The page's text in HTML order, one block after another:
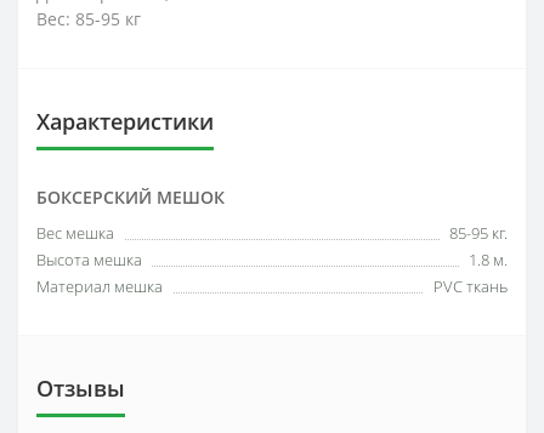
Вес: 85-95 кг
Характеристики
БОКСЕРСКИЙ МЕШОК
Вес мешка
85-95 кг.
Высота мешка
1.8 м.
Материал мешка
PVC ткань
Отзывы